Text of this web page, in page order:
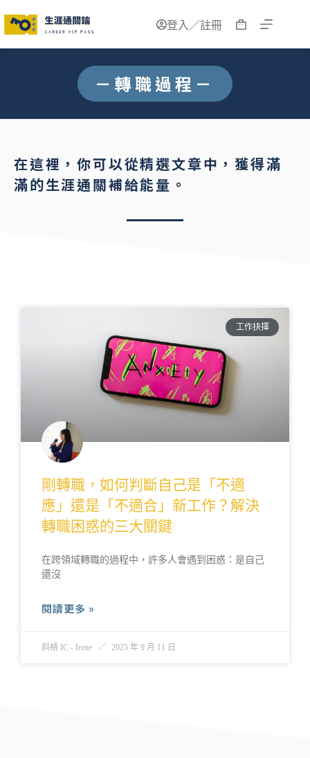
登入／註冊
－轉職過程－
在這裡，你可以從精選文章中，獲得滿
滿的生涯通關補給能量。
工作抉擇
剛轉職，如何判斷自己是「不適
應」還是「不適合」新工作？解決
轉職困惑的三大關鍵
在跨領域轉職的過程中，許多人會遇到困惑：是自己
還沒
閱讀更多 »
斜槓 IC - Irene 2025 年 9 月 11 日